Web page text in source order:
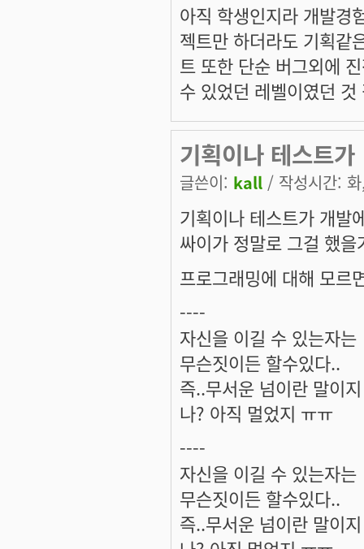
아직 학생인지라 개발경
젝트만 하더라도 기획같
트 또한 단순 버그외에
수 있었던 레벨이였던 것
기획이나 테스트가
글쓴이: kall / 작성시간:
기획이나 테스트가 개발
싸이가 정말로 그걸 했
프로그래밍에 대해 모르
----
자신을 이길 수 있는자는
무슨짓이든 할수있다..
즉..무서운 넘이란 말이
나? 아직 멀었지 ㅠㅠ
----
자신을 이길 수 있는자는
무슨짓이든 할수있다..
즉..무서운 넘이란 말이